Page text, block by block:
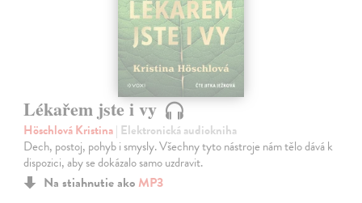
Lékařem jste i vy
Höschlová Kristina| Elektronická audiokniha
Dech, postoj, pohyb i smysly. Všechny tyto nástroje nám tělo dává k
dispozici, aby se dokázalo samo uzdravit.
Na stiahnutie ako MP3